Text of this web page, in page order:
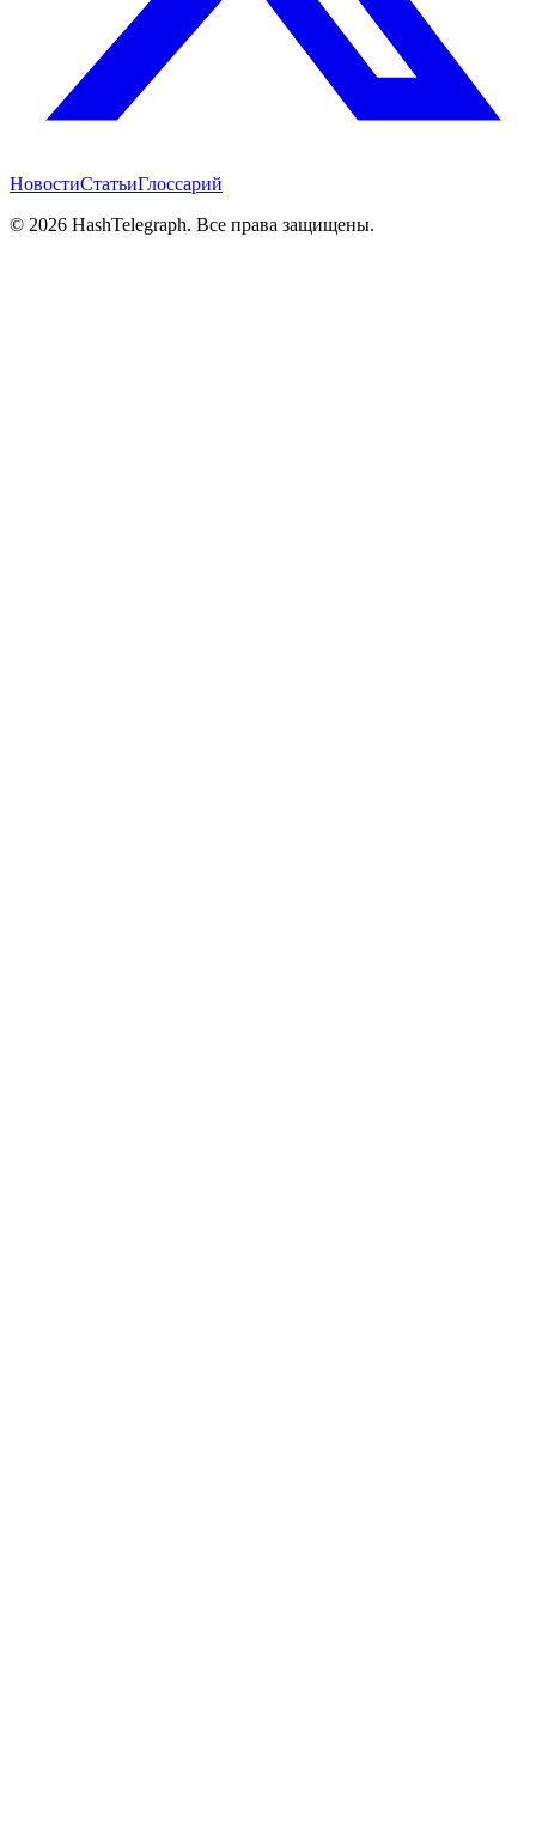
НовостиСтатьиГлоссарий
© 2026 HashTelegraph. Все права защищены.